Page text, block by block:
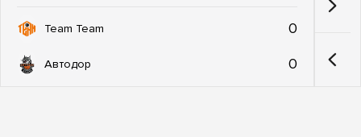
Team Team 0
Автодор 0